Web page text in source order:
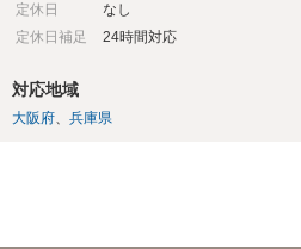
定休日
なし
定休日補足
24時間対応
対応地域
大阪府 兵庫県